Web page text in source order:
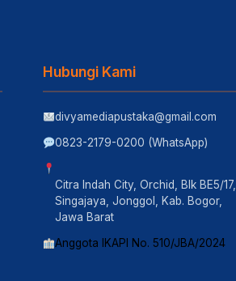
Hubungi Kami
divyamediapustaka@gmail.com
0823-2179-0200 (WhatsApp)
Citra Indah City, Orchid, Blk BE5/17,
Singajaya, Jonggol, Kab. Bogor,
Jawa Barat
Anggota IKAPI No. 510/JBA/2024